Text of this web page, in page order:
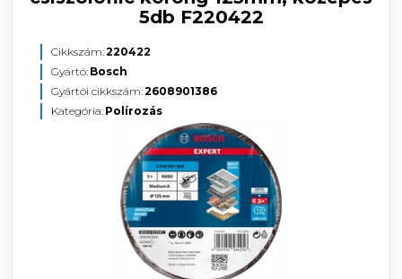
5db F220422
Cikkszám:220422
Gyártó: Bosch
Gyártói cikkszám:2608901386
Kategória: Polírozás